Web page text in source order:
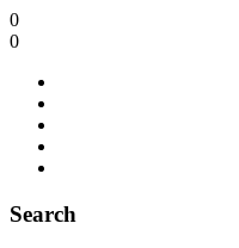
0
0
Search